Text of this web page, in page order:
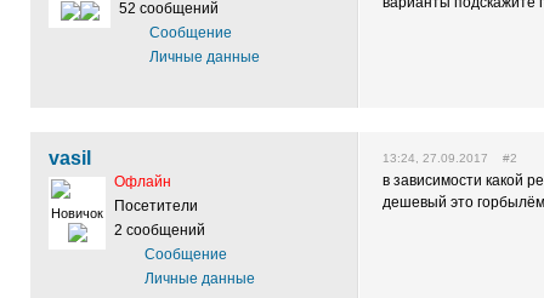
52 сообщений
Сообщение
Личные данные
vasil
Новичок
Офлайн
Посетители
2 сообщений
Сообщение
Личные данные
13:24, 27.09.2017 #2
в зависимости какой
дешевый это